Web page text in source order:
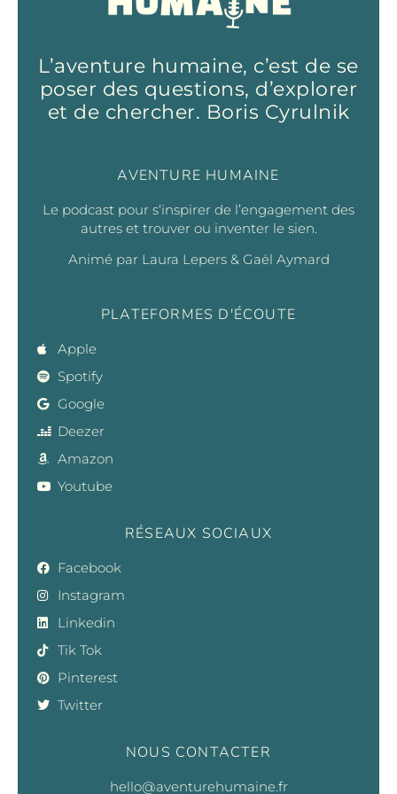
L’aventure humaine, c’est de se
poser des questions, d’explorer
et de chercher. Boris Cyrulnik
AVENTURE HUMAINE
Le podcast pour s‘inspirer de l’engagement des
autres et trouver ou inventer le sien.
Animé par Laura Lepers & Gaël Aymard
PLATEFORMES D'ÉCOUTE
Apple
Spotify
Google
Deezer
Amazon
Youtube
RÉSEAUX SOCIAUX
Facebook
Instagram
Linkedin
Tik Tok
Pinterest
Twitter
NOUS CONTACTER
hello@aventurehumaine.fr